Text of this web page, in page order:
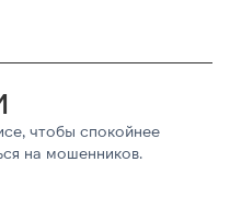
чтобы спокойнее
на мошенников.